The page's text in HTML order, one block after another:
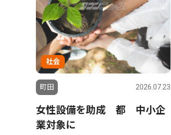
社会
町田 2026.07.23
女性設備を助成 都 中小企
業対象に